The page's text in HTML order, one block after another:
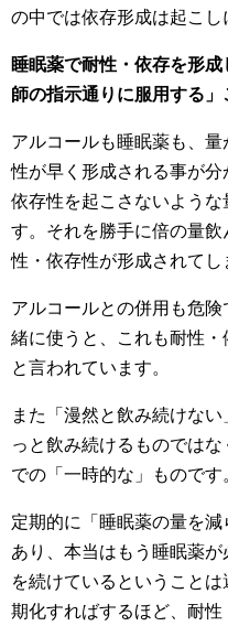
の中では依存形成は起こし
睡眠薬で耐性・依存を形
師の指示通りに服用する」
アルコールも睡眠薬も、
性が早く形成される事が分
依存性を起こさないよう
す。それを勝手に倍の量
性・依存性が形成されてし
アルコールとの併用も危
緒に使うと、これも耐性
と言われています。
また「漫然と飲み続けな
っと飲み続けるものでは
での「一時的な」ものです
定期的に「睡眠薬の量を
あり、本当はもう睡眠薬
を続けているということ
期化すればするほど、耐